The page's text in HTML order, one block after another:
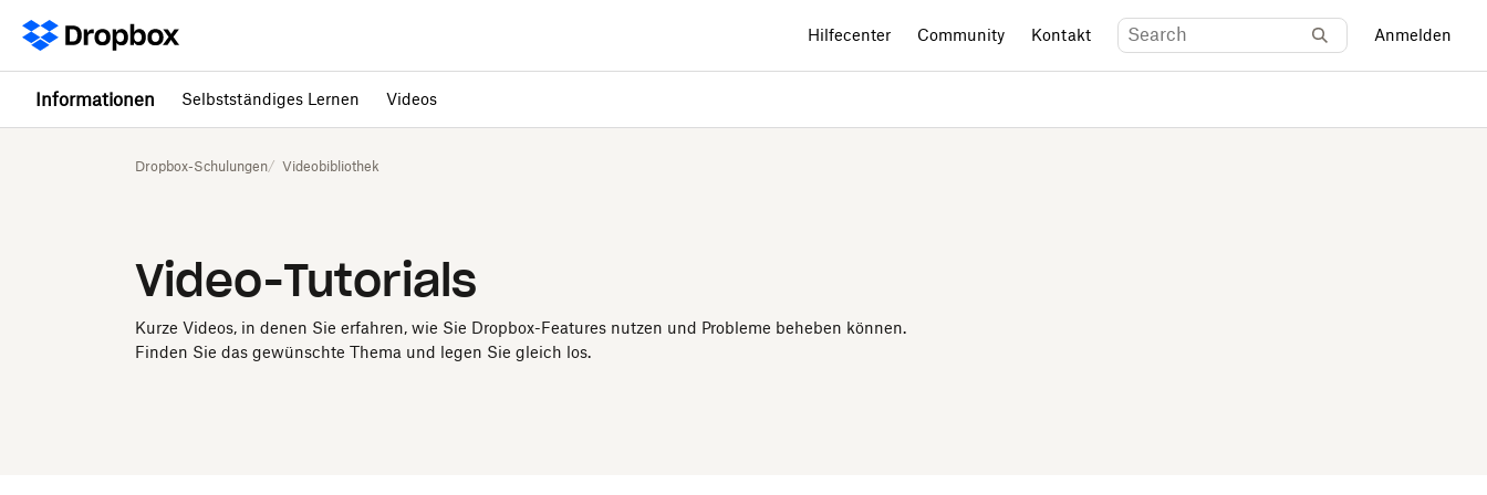
Hilfecenter Community Kontakt Anmelden
Informationen Selbstständiges Lernen Videos
Dropbox-Schulungen Videobibliothek
Video-Tutorials
Kurze Videos, in denen Sie erfahren, wie Sie Dropbox-Features nutzen und Probleme beheben können.
Finden Sie das gewünschte Thema und legen Sie gleich los.